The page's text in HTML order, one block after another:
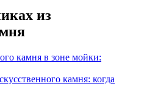
из
камня в зоне мойки:
камня: когда